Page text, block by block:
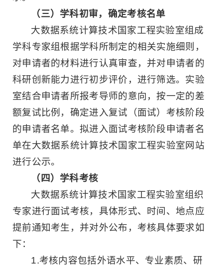
（三）学科初审，确定考核名单
大数据系统计算技术国家工程实验室组成
学科专家组根据学科所制定的相关实施细则，
对申请者的材料进行认真审查，并对申请者的
科研创新能力进行初步评价，进行筛选。实验
室结合申请者所报考导师的意向，按一定的差
额复试比例，确定进入复试（面试）考核阶段
的申请者名单。拟进入面试考核阶段申请者名
单在大数据系统计算技术国家工程实验室网站
进行公示。
（四）学科考核
大数据系统计算技术国家工程实验室组织
专家进行面试考核，具体形式、时间、地点应
提前通知考生，并对外公布，考核具体要求如
下：
1.考核内容包括外语水平、专业素质、研